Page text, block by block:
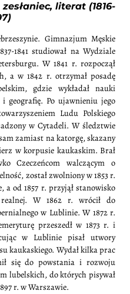
literat (1816-
Gimnazjum Męskie
1841 studiował na Wydziale
W 1841 r. rozpoczął
a w 1842 r. otrzymał posadę
gdzie wykładał nauki
geografię. Po ujawnieniu jego
Ludu Polskiego
w Cytadeli. W śledztwie
zamiast na katorgę, skazany
w korpusie kaukaskim. Brał
Czeczeńcom walczącym o
został zwolniony w 1853 r.
a od 1857 r. przyjął stanowisko
realnej. W 1862 r. wrócił do
w Lublinie. W 1872 r.
przeszedł w 1873 r. i
w Lublinie pisał utwory
kaukaskiego. Wydał kilka prac
się do powstania i rozwoju
lubelskich, do których pisywał
r. w Warszawie.